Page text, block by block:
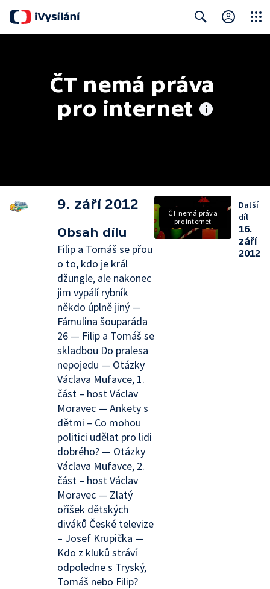
ČT nemá práva
pro internet
9. září 2012
Obsah dílu
Filip a Tomáš se přou
o to, kdo je král
džungle, ale nakonec
jim vypálí rybník
někdo úplně jiný —
Fámulina šouparáda
26 — Filip a Tomáš se
skladbou Do pralesa
nepojedu — Otázky
Václava Mufavce, 1.
část – host Václav
Moravec — Ankety s
dětmi – Co mohou
politici udělat pro lidi
dobrého? — Otázky
Václava Mufavce, 2.
část – host Václav
Moravec — Zlatý
oříšek dětských
diváků České televize
– Josef Krupička —
Kdo z kluků stráví
odpoledne s Tryský,
Tomáš nebo Filip?
ČT nemá práva
pro internet
Další
díl
16.
září
2012